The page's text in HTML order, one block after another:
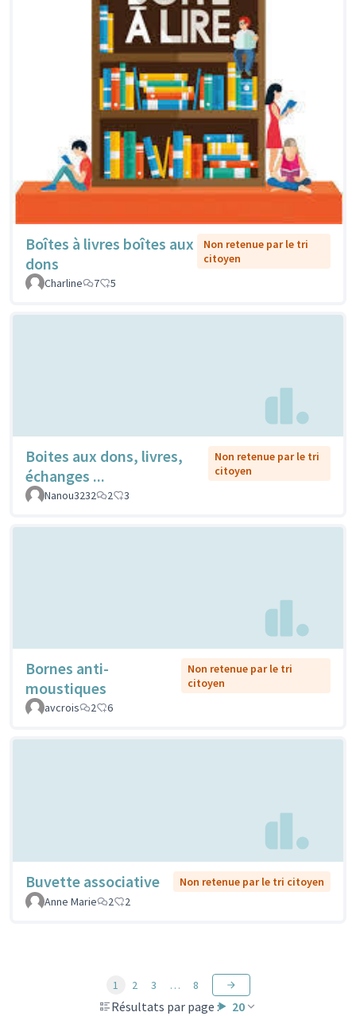
Boîtes à livres boîtes aux
dons
Non retenue par le tri
citoyen
Charline
7 5
Boites aux dons, livres,
échanges ...
Non retenue par le tri
citoyen
Nanou3232
2 3
Bornes anti-
moustiques
Non retenue par le tri
citoyen
avcrois
2 6
Buvette associative
Non retenue par le tri citoyen
Anne Marie
2 2
Résultats par page : 20
1 2 3 … 8